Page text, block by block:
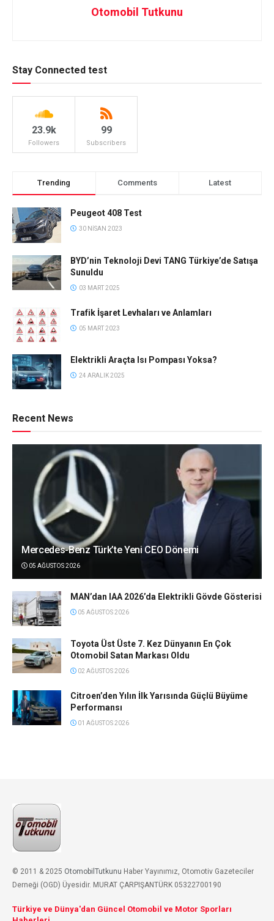
Otomobil Tutkunu
Stay Connected test
23.9k
Followers
99
Subscribers
Trending Comments Latest
Peugeot 408 Test
30 NISAN 2023
BYD’nin Teknoloji Devi TANG Türkiye’de Satışa
Sunuldu
03 MART 2025
Trafik İşaret Levhaları ve Anlamları
05 MART 2023
Elektrikli Araçta Isı Pompası Yoksa?
24 ARALIK 2025
Recent News
Mercedes-Benz Türk’te Yeni CEO Dönemi
05 AĞUSTOS 2026
MAN’dan IAA 2026’da Elektrikli Gövde Gösterisi
05 AĞUSTOS 2026
Toyota Üst Üste 7. Kez Dünyanın En Çok
Otomobil Satan Markası Oldu
02 AĞUSTOS 2026
Citroen’den Yılın İlk Yarısında Güçlü Büyüme
Performansı
01 AĞUSTOS 2026
© 2011 & 2025 OtomobilTutkunu Haber Yayınımız, Otomotiv Gazeteciler
Derneği (OGD) Üyesidir. MURAT ÇARPIŞANTÜRK 05322700190
Türkiye ve Dünya'dan Güncel Otomobil ve Motor Sporları